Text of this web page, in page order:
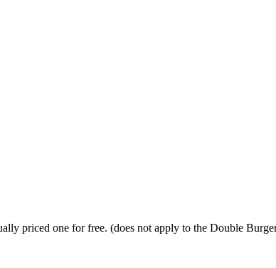
priced one for free. (does not apply to the Double